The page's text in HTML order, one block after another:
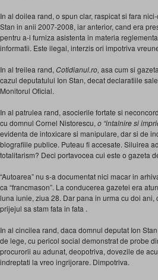
In al doilea rand, o spun clar, raspicat si fara
Stan in anii 2007-2008, iar anterior, cand era
pentru a-i furniza asistenta in materia
informatii. Este ilegal, interzis ori impotriva
In al treilea rand, Cotidianul.ro, asa cum si
cazul deputatului Ion Stan, decat declaratiile
Monitorul Oficial.
In al patrulea rand, asocierile fortate si
cu domnul Cornel Nistorescu, o “intalnire si
evidenta de intoxicare si manipulare, dar si de
biografiile publice. Puteau fi accesate. Siluirea
totalitarism? Deci portavocea cui este o gazeta
“Autoarea” nu s-a documentat nici macar in
ca “francmason”. La conducerea gazetei era
luna iunie, ziua 28. Dar pana in urma cu doi
prijejul sa stam fata in fata .
In al cincilea rand, daca domnul deputat Ion
de lege, cu pericol social demonstrat de probe
procurorii au adunat, deopotriva, dovezile de
indreptati la vreo ingrijorare. Dimpotriva.